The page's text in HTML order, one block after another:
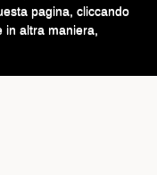
pagina, cliccando
altra maniera,